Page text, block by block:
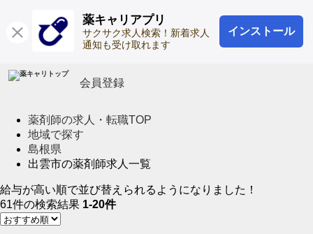
薬キャリアプリ
サクサク求人検索！新着求人
通知も受け取れます
インストール
ログイン
会員登録
薬剤師の求人・転職TOP
地域で探す
島根県
出雲市の薬剤師求人一覧
給与が高い順で並び替えられるようになりました！
61件の検索結果 1-20件